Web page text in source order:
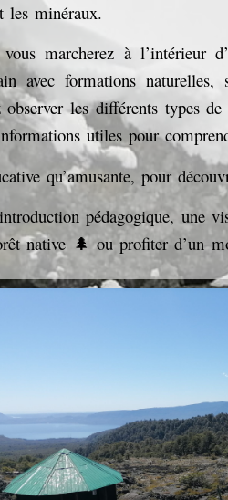
les minéraux.
marcherez à l’intérieur
avec formations
les différents types
utiles pour
qu’amusante, pour
pédagogique, une
native 🌲 ou profiter d’un